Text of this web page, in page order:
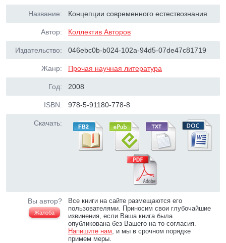
Название: Концепции современного естествознания
Автор: Коллектив Авторов
Издательство: 046ebc0b-b024-102a-94d5-07de47c81719
Жанр: Прочая научная литература
Год: 2008
ISBN: 978-5-91180-778-8
Скачать:
Вы автор?
Жалоба
Все книги на сайте размещаются его
пользователями. Приносим свои глубочайшие
извинения, если Ваша книга была
опубликована без Вашего на то согласия.
Напишите нам, и мы в срочном порядке
примем меры.